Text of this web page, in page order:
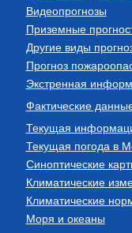
Видеопрогнозы
Приземные
Другие виды
Прогноз
Экстренная
Фактические
Текущая
Текущая погода в
Синоптические
Климатические
Климатические
Моря и океаны